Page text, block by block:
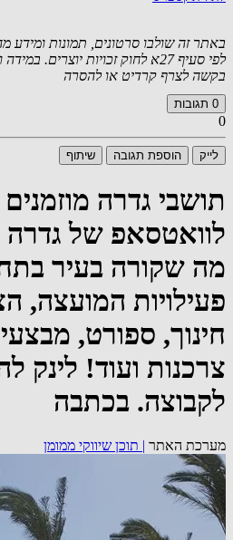
באתר זה שולבו סרטונים, תמונות
לפי סעיף 27א לחוק זכויות יוצרים. במידה וידוע מי צילם
בקשה לצרף קרדיט או להסרה
0 תגובות
0
לייק הוספת תגובה שיתוף
תושבי גדרה
לוואטסאפ של גדרה
מה שקורה בעיר
פעילויות המועצה,
חינוך, ספורט,
צרכנות ועוד! לינק
לקבוצה. בכתבה
מערכת האתר תוכן שיווקי ממומן